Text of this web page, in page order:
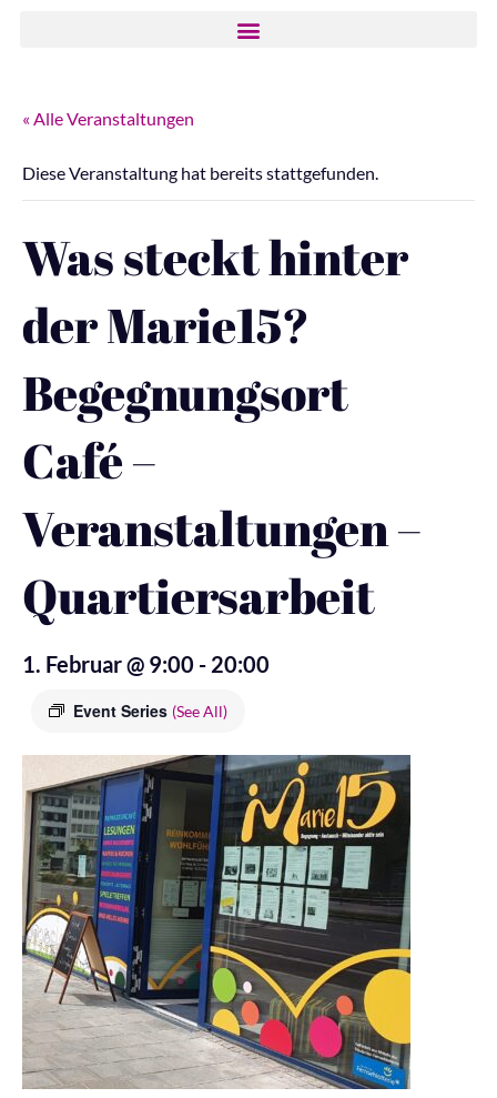
« Alle Veranstaltungen
Diese Veranstaltung hat bereits stattgefunden.
Was steckt hinter
der Marie15?
Begegnungsort
Café –
Veranstaltungen –
Quartiersarbeit
1. Februar @ 9:00 - 20:00
Event Series (See All)